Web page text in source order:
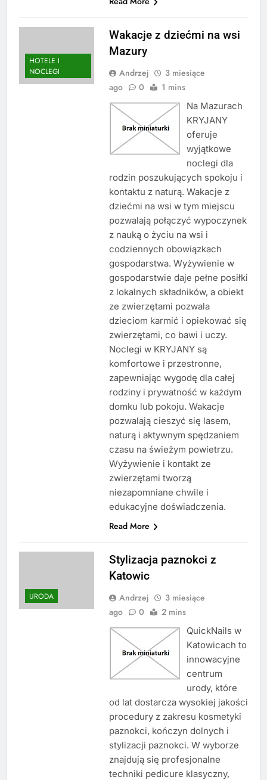
HOTELE I
NOCLEGI
Wakacje z dziećmi na wsi
Mazury
Andrzej
3 miesiące
ago
0 1 mins
Na Mazurach
KRYJANY
oferuje
wyjątkowe
noclegi dla
rodzin poszukujących spokoju i
kontaktu z naturą. Wakacje z
dziećmi na wsi w tym miejscu
pozwalają połączyć wypoczynek
z nauką o życiu na wsi i
codziennych obowiązkach
gospodarstwa. Wyżywienie w
gospodarstwie daje pełne posiłki
z lokalnych składników, a obiekt
ze zwierzętami pozwala
dzieciom karmić i opiekować się
zwierzętami, co bawi i uczy.
Noclegi w KRYJANY są
komfortowe i przestronne,
zapewniając wygodę dla całej
rodziny i prywatność w każdym
domku lub pokoju. Wakacje
pozwalają cieszyć się lasem,
naturą i aktywnym spędzaniem
czasu na świeżym powietrzu.
Wyżywienie i kontakt ze
zwierzętami tworzą
niezapomniane chwile i
edukacyjne doświadczenia.
Read More
URODA
Stylizacja paznokci z
Katowic
Andrzej
3 miesiące
ago
0 2 mins
QuickNails w
Katowicach to
innowacyjne
centrum
urody, które
od lat dostarcza wysokiej jakości
procedury z zakresu kosmetyki
paznokci, kończyn dolnych i
stylizacji paznokci. W wyborze
znajdują się profesjonalne
techniki pedicure klasyczny,